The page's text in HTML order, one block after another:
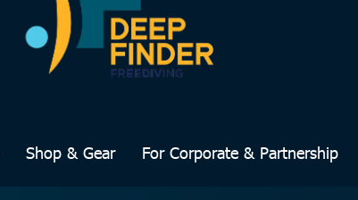
Shop & Gear For Corporate & Partnership